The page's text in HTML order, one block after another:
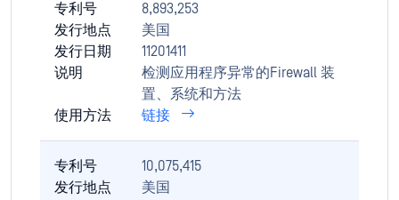
专利号
8,893,253
发行地点
美国
发行日期
11201411
说明
检测应用程序异常的Firewall 装
置、系统和方法
使用方法
链接
专利号
10,075,415
发行地点
美国